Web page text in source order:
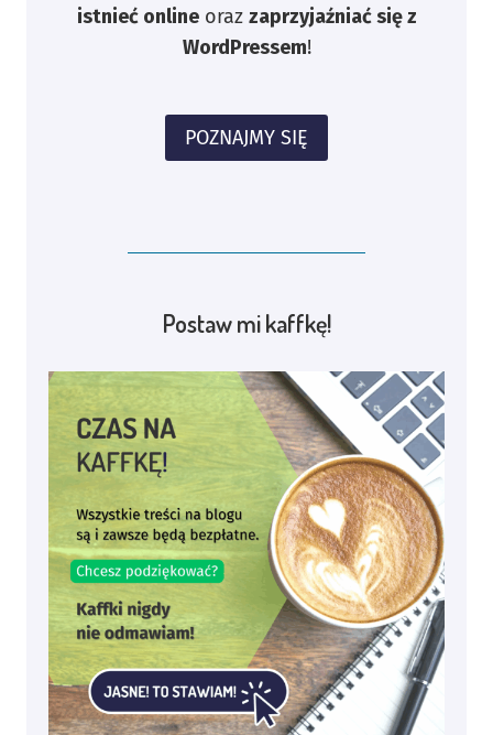
istnieć onlineoraz zaprzyjaźniać się z
WordPressem!
POZNAJMY SIĘ
Postaw mi kaffkę!